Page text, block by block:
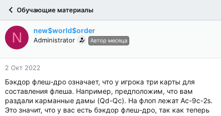
Обучающие материалы
N new$world$order
Administrator Автор месяца
2 Окт 2022
Бэкдор флеш-дро означает, что у игрока три карты для
составления флеша. Например, предположим, что вам
раздали карманные дамы (Qd-Qc). На флоп лежат Ac-9c-2s.
Это значит, что у вас есть бэкдор флеш-дро, так как теперь